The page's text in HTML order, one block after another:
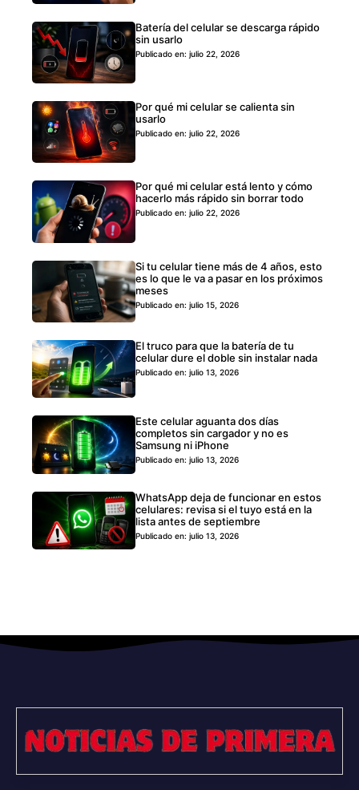
Batería del celular se descarga rápido
sin usarlo
Publicado en: julio 22, 2026
Por qué mi celular se calienta sin
usarlo
Publicado en: julio 22, 2026
Por qué mi celular está lento y cómo
hacerlo más rápido sin borrar todo
Publicado en: julio 22, 2026
Si tu celular tiene más de 4 años, esto
es lo que le va a pasar en los próximos
meses
Publicado en: julio 15, 2026
El truco para que la batería de tu
celular dure el doble sin instalar nada
Publicado en: julio 13, 2026
Este celular aguanta dos días
completos sin cargador y no es
Samsung ni iPhone
Publicado en: julio 13, 2026
WhatsApp deja de funcionar en estos
celulares: revisa si el tuyo está en la
lista antes de septiembre
Publicado en: julio 13, 2026